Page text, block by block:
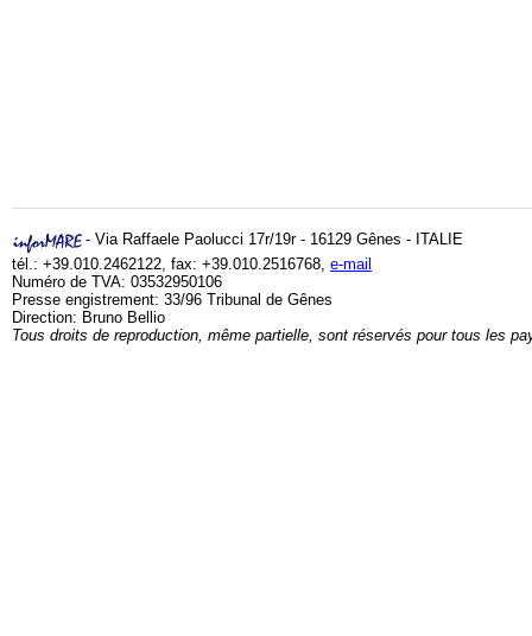
- Via Raffaele Paolucci 17r/19r - 16129 Gênes - ITALIE
tél.: +39.010.2462122, fax: +39.010.2516768, e-mail
Numéro de TVA: 03532950106
Presse engistrement: 33/96 Tribunal de Gênes
Direction: Bruno Bellio
Tous droits de reproduction, même partielle, sont réservés pour tous les